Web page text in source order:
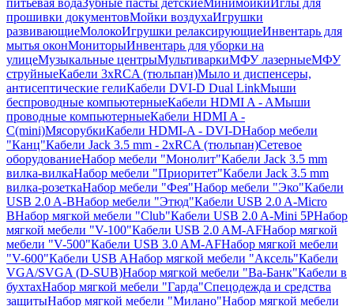
питьевая водаЗубные пасты детскиеМинимойкиИглы для
прошивки документовМойки воздухаИгрушки
развивающиеМолокоИгрушки релаксирующиеИнвентарь для
мытья оконМониторыИнвентарь для уборки на
улицеМузыкальные центрыМультиваркиМФУ лазерныеМФУ
струйныеКабели 3xRCA (тюльпан)Мыло и диспенсеры,
антисептические гелиКабели DVI-D Dual LinkМыши
беспроводные компьютерныеКабели HDMI A - AМыши
проводные компьютерныеКабели HDMI A -
C(mini)МясорубкиКабели HDMI-A - DVI-DНабор мебели
"Канц"Кабели Jack 3.5 mm - 2xRCA (тюльпан)Сетевое
оборудованиеНабор мебели "Монолит"Кабели Jack 3.5 mm
вилка-вилкаНабор мебели "Приоритет"Кабели Jack 3.5 mm
вилка-розеткаНабор мебели "Фея"Набор мебели "Эко"Кабели
USB 2.0 A-BНабор мебели "Этюд"Кабели USB 2.0 A-Micro
BНабор мягкой мебели "Club"Кабели USB 2.0 A-Mini 5PНабор
мягкой мебели "V-100"Кабели USB 2.0 AM-AFНабор мягкой
мебели "V-500"Кабели USB 3.0 AM-AFНабор мягкой мебели
"V-600"Кабели USB AНабор мягкой мебели "Аксель"Кабели
VGA/SVGA (D-SUB)Набор мягкой мебели "Ва-Банк"Кабели в
бухтахНабор мягкой мебели "Гарда"Спецодежда и средства
защитыНабор мягкой мебели "Милано"Набор мягкой мебели